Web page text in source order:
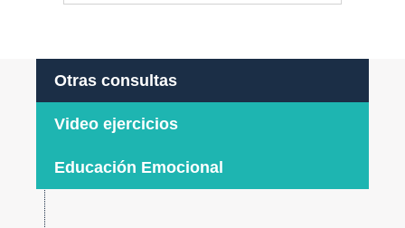
Otras consultas
Video ejercicios
Educación Emocional